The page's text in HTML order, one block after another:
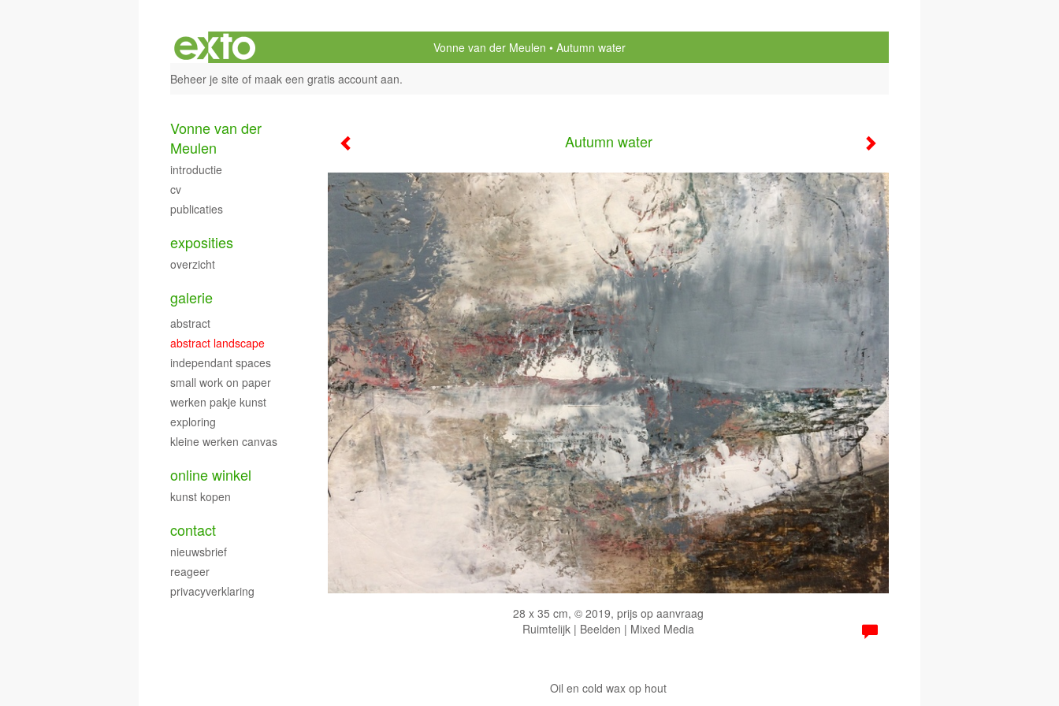
Vonne van der Meulen
Autumn water
Beheer je site of maak een gratis account aan.
Autumn water
28 x 35 cm, © 2019, prijs op aanvraag
Ruimtelijk | Beelden | Mixed Media
Oil en cold wax op hout
Vonne van der
Meulen
introductie
cv
publicaties
exposities
overzicht
galerie
abstract
abstract landscape
independant spaces
small work on paper
werken pakje kunst
exploring
kleine werken canvas
online winkel
kunst kopen
contact
nieuwsbrief
reageer
privacyverklaring